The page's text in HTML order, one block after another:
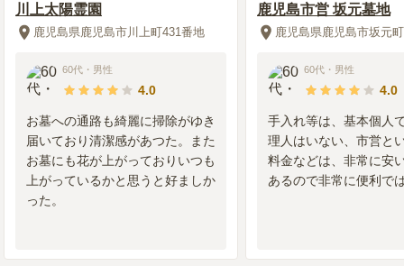
川上太陽霊園
鹿児島県鹿児島市川上町431番地
60代 ・ 男性
4.0
お墓への通路も綺麗に掃除がゆき
届いており清潔感があつた。また
お墓にも花が上がっておりいつも
上がっているかと思うと好ましか
った。
鹿児島市営 坂元墓地
鹿児島県鹿児島市坂元
60代 ・ 男性
4.0
手入れ等は、基本個人
理人はいない、市営と
料金などは、非常に安
あるので非常に便利で